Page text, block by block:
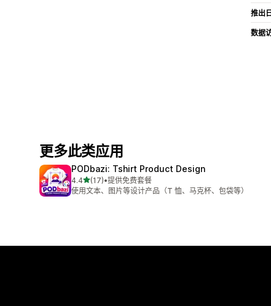
推出
数据
更多此类应用
PODbazi: Tshirt Product Design
4.4星（满分 5 星）
(17)
总共 17 条评论
•提供免费套餐
使用文本、图片等设计产品（T 恤、马克杯、包袋等）